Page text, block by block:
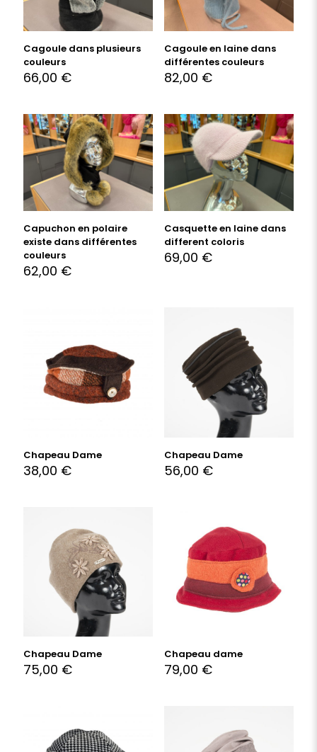
Cagoule dans plusieurs
couleurs
66,00 €
Cagoule en laine dans
différentes couleurs
82,00 €
Capuchon en polaire
existe dans différentes
couleurs
62,00 €
Casquette en laine dans
different coloris
69,00 €
Chapeau Dame
38,00 €
Chapeau Dame
56,00 €
Chapeau Dame
75,00 €
Chapeau dame
79,00 €